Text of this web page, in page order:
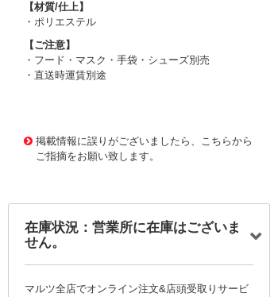
【材質/仕上】
・ポリエステル
【ご注意】
・フード・マスク・手袋・シューズ別売
・直送時運賃別途
掲載情報に誤りがございましたら、こちらから
ご指摘をお願い致します。
在庫状況：営業所に在庫はございま
せん。
マルツ全店でオンライン注文&店頭受取りサービ